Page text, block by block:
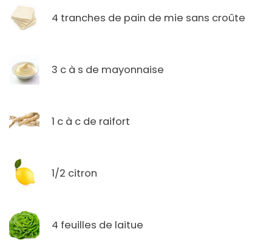
4 tranches de pain de mie sans croûte
3 c à s de mayonnaise
1 c à c de raifort
1/2 citron
4 feuilles de laitue